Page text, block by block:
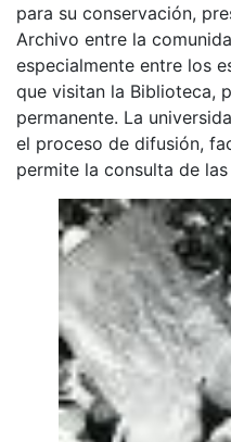
para su conservación,
Archivo entre la
especialmente entre los
que visitan la Biblioteca,
permanente. La
el proceso de difusión,
permite la consulta de